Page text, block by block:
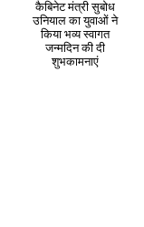
कैबिनेट मंत्री सुबोध
उनियाल का युवाओं ने
किया भव्य स्वागत
जन्मदिन की दी
शुभकामनाएं